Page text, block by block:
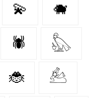
💫 🐗
🕷️ 𓅽
🐞 𓃕